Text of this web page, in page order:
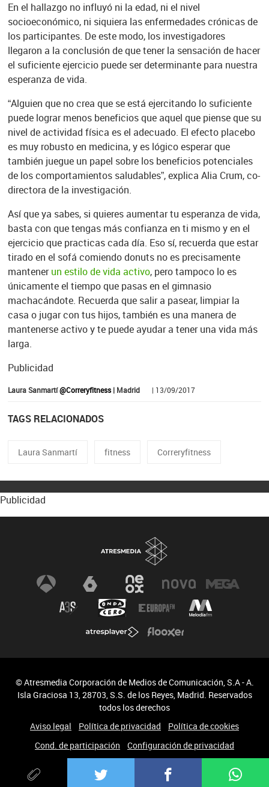
En el hallazgo no influyó ni la edad, ni el nivel
socioeconómico, ni siquiera las enfermedades crónicas de
los participantes. De este modo, los investigadores
llegaron a la conclusión de que tener la sensación de hacer
el suficiente ejercicio puede ser determinante para nuestra
esperanza de vida.
“Alguien que no crea que se está ejercitando lo suficiente
puede lograr menos beneficios que aquel que piense que su
nivel de actividad física es el adecuado. El efecto placebo
es muy robusto en medicina, y es lógico esperar que
también juegue un papel sobre los beneficios potenciales
de los comportamientos saludables”, explica Alia Crum, co-
directora de la investigación.
Así que ya sabes, si quieres aumentar tu esperanza de vida,
basta con que tengas más confianza en ti mismo y en el
ejercicio que practicas cada día. Eso sí, recuerda que estar
tirado en el sofá comiendo donuts no es precisamente
mantenerun estilo de vida activo, pero tampoco lo es
únicamente el tiempo que pasas en el gimnasio
machacándote. Recuerda que salir a pasear, limpiar la
casa o jugar con tus hijos, también es una manera de
mantenerse activo y te puede ayudar a tener una vida más
larga.
Publicidad
Laura Sanmartí@Correryfitness| Madrid | 13/09/2017
TAGS RELACIONADOS
Laura Sanmartí fitness Correryfitness
Publicidad
© Atresmedia Corporación de Medios de Comunicación, S.A - A.
Isla Graciosa 13, 28703, S.S. de los Reyes, Madrid. Reservados
todos los derechos
Aviso legal
Política de privacidad
Política de cookies
Cond. de participación
Configuración de privacidad